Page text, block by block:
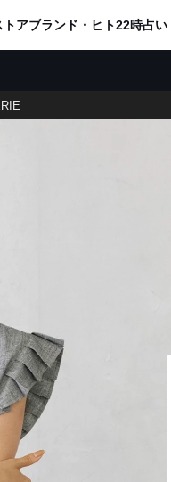
トアブランド・ヒト22時占い